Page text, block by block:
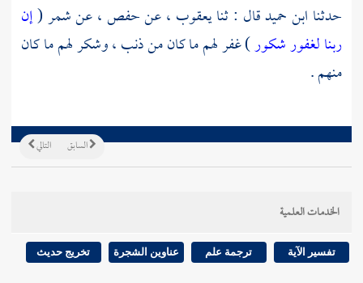
حدثنا ابن حميدقال : ثنايعقوب ،عنحفص ،عنشمر(إن
ربنا لغفور شكور) غفر لهم ما كان من ذنب ، وشكر لهم ما كان
منهم .
التالي السابق
الخدمات العلمية
تفسير الآية ترجمة علم عناوين الشجرة تخريج حديث